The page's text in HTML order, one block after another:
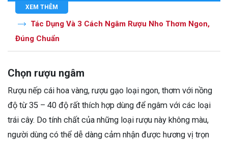
XEM THÊM
Tác Dụng Và 3 Cách Ngâm Rượu Nho Thơm Ngon,
Đúng Chuẩn
Chọn rượu ngâm
Rượu nếp cái hoa vàng, rượu gạo loại ngon, thơm với nồng
độ từ 35 – 40 độ rất thích hợp dùng để ngâm với các loại
trái cây. Do tính chất của những loại rượu này không màu,
người dùng có thể dễ dàng cảm nhận được hương vị trọn